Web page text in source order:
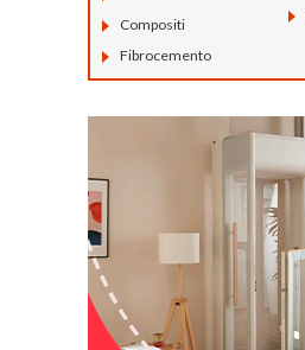
Compositi
Fibrocemento